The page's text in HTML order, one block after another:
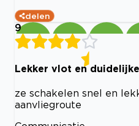
delen
9
Lekker vlot en
ze schakelen snel en
aanvliegroute